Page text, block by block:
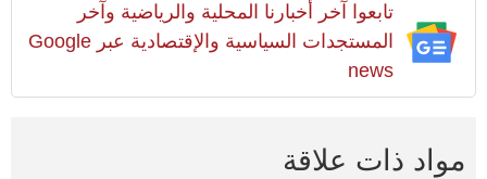
تابعوا آخر أخبارنا المحلية والرياضية وآخر
المستجدات السياسية والإقتصادية عبر Google
news
مواد ذات علاقة